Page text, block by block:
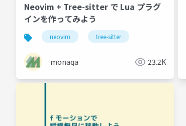
Neovim + Tree-sitter で Lua プラグ
インを作ってみよう
neovim tree-sitter
monaqa 23.2K